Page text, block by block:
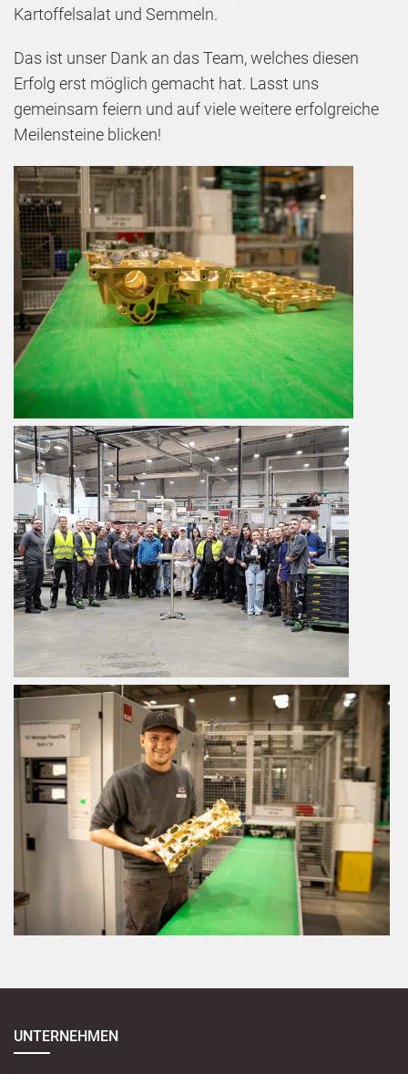
Kartoffelsalat und Semmeln.
Das ist unser Dank an das Team, welches diesen
Erfolg erst möglich gemacht hat. Lasst uns
gemeinsam feiern und auf viele weitere erfolgreiche
Meilensteine blicken!
UNTERNEHMEN